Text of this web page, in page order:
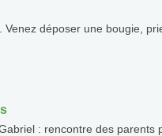
Venez déposer une bougie,
: rencontre des parents